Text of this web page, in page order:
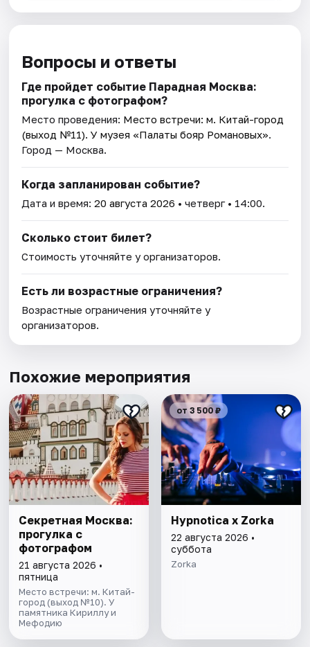
Вопросы и ответы
Где пройдет событие Парадная Москва:
прогулка с фотографом?
Место проведения: Место встречи: м. Китай-город
(выход №11). У музея «Палаты бояр Романовых».
Город — Москва.
Когда запланирован событие?
Дата и время:20 августа 2026 • четверг • 14:00.
Сколько стоит билет?
Стоимость уточняйте у организаторов.
Есть ли возрастные ограничения?
Возрастные ограничения уточняйте у
организаторов.
Похожие мероприятия
Секретная Москва:
прогулка с
фотографом
21 августа 2026 •
пятница
Место встречи: м. Китай-
город (выход №10). У
памятника Кириллу и
Мефодию
от 3 500 ₽
Hypnotica x Zorka
22 августа 2026 •
суббота
Zorka